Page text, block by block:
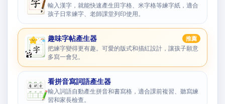
輸入漢字，就能快速產生田字格、米字格等練字紙，適合
孩子日常練字、老師課堂列印使用。
趣味字帖產生器 推薦
把練字變得更有趣。可愛的版式和描紅設計，讓孩子願意
多寫一會兒。
看拼音寫詞語產生器
輸入詞語自動產生拼音和書寫格，適合課前複習、聽寫練
習和家長檢查。